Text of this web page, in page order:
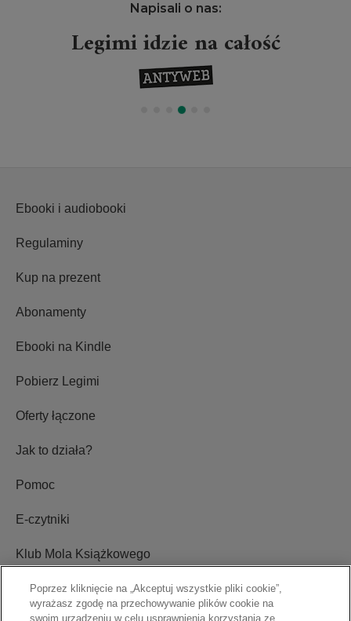
Napisali o nas:
Legimi idzie na całość
Ebooki i audiobooki
Regulaminy
Kup na prezent
Abonamenty
Ebooki na Kindle
Pobierz Legimi
Oferty łączone
Jak to działa?
Pomoc
E-czytniki
Klub Mola Książkowego
Ustawienia plików cookie
Poprzez kliknięcie na „Akceptuj wszystkie pliki cookie”,
wyrażasz zgodę na przechowywanie plików cookie na
swoim urządzeniu w celu usprawnienia korzystania ze